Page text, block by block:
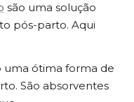
são uma solução
pós-parto. Aqui
uma ótima forma de
São absorventes